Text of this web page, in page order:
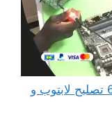
مهندس كمبيوتر النويصيب 65511033 تصليح لابتوب و